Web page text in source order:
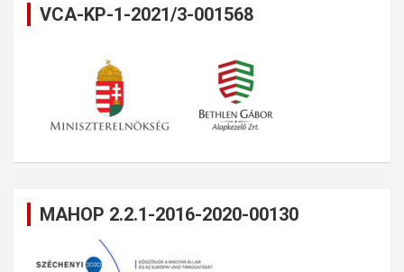
VCA-KP-1-2021/3-001568
MAHOP 2.2.1-2016-2020-00130